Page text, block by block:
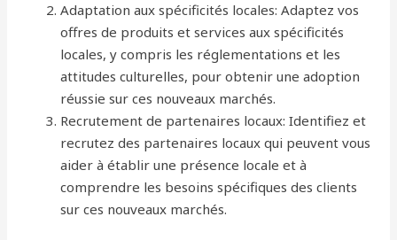
Adaptation aux spécificités locales: Adaptez vos
offres de produits et services aux spécificités
locales, y compris les réglementations et les
attitudes culturelles, pour obtenir une adoption
réussie sur ces nouveaux marchés.
Recrutement de partenaires locaux: Identifiez et
recrutez des partenaires locaux qui peuvent vous
aider à établir une présence locale et à
comprendre les besoins spécifiques des clients
sur ces nouveaux marchés.